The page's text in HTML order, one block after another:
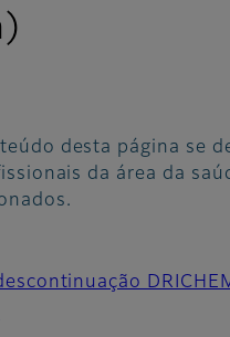
desta página se
da área da